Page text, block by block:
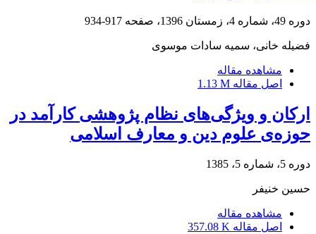
دوره 49، شماره 4، زمستان 1396، صفحه 917-934
فضیله خانی، سمیه سادات موسوی
مشاهده مقاله
اصل مقاله 1.13 M
ارکان و ویژگی‌های نظام پژوهشی کارآمد در
حوزه‌ی علوم دین و معارف اسلامی
دوره 5، شماره 5، 1385
حسین خنیفر
مشاهده مقاله
اصل مقاله 357.08 K